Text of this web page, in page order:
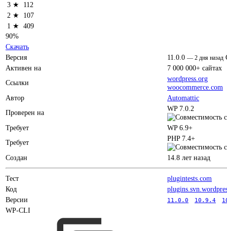
3 ★
112
2 ★
107
1 ★ 409
90%
Скачать
Версия
11.0.0 — 2 дня назад
Активен на
7 000 000+ сайтах
Ссылки
wordpress.org
woocommerce.com
Автор
Automattic
Проверен на
WP 7.0.2
Требует
WP 6.9+
Требует
PHP 7.4+
Создан 14.8 лет назад
Тест
plugintests.com
Код
Версии
11.0.0 10.9.4
WP-CLI